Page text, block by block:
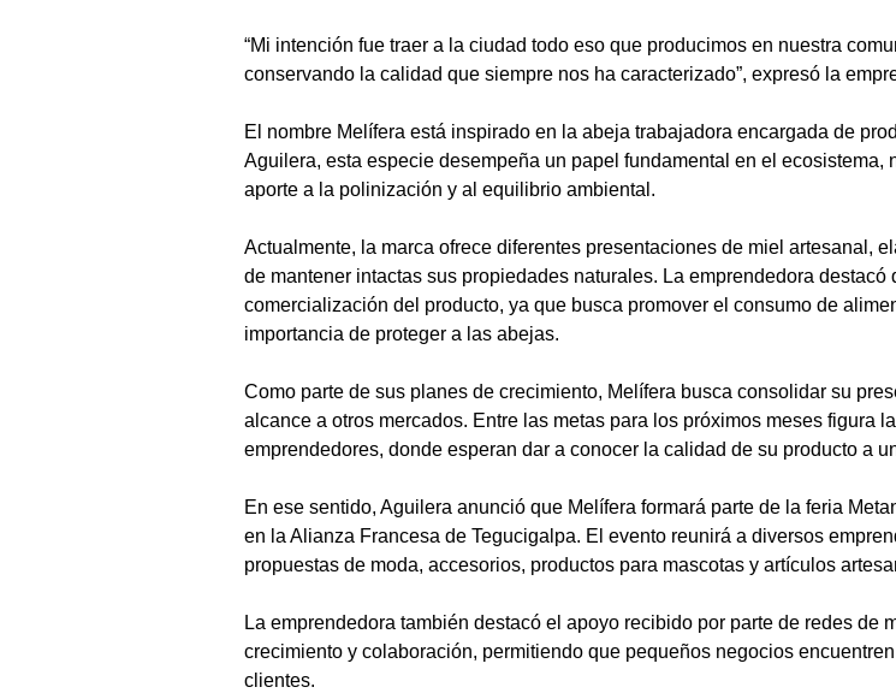
“Mi intención fue traer a la ciudad todo eso que producimos en nuestra
conservando la calidad que siempre nos ha caracterizado”, expresó la
El nombre Melífera está inspirado en la abeja trabajadora encargada de
Aguilera, esta especie desempeña un papel fundamental en el
aporte a la polinización y al equilibrio ambiental.
Actualmente, la marca ofrece diferentes presentaciones de miel artesanal,
de mantener intactas sus propiedades naturales. La emprendedora
comercialización del producto, ya que busca promover el consumo de
importancia de proteger a las abejas.
Como parte de sus planes de crecimiento, Melífera busca consolidar su
alcance a otros mercados. Entre las metas para los próximos meses figura
emprendedores, donde esperan dar a conocer la calidad de su producto a
En ese sentido, Aguilera anunció que Melífera formará parte de la feria
en la Alianza Francesa de Tegucigalpa. El evento reunirá a diversos
propuestas de moda, accesorios, productos para mascotas y artículos
La emprendedora también destacó el apoyo recibido por parte de redes de
crecimiento y colaboración, permitiendo que pequeños negocios
clientes.